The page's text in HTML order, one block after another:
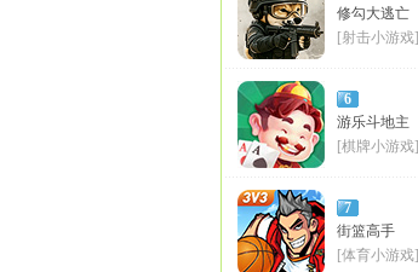
修勾大逃亡
[射击小游戏]
6
游乐斗地主
[棋牌小游戏]
7
街篮高手
[体育小游戏]